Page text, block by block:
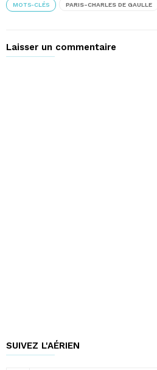
MOTS-CLÉS PARIS-CHARLES DE GAULLE
Laisser un commentaire
SUIVEZ L'AÉRIEN